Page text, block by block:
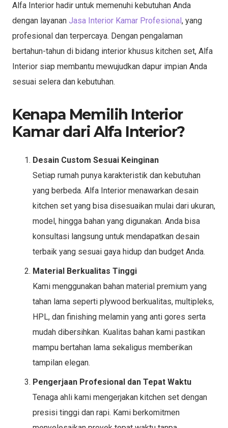
Alfa Interior hadir untuk memenuhi kebutuhan Anda
dengan layanan Jasa Interior Kamar Profesional, yang
profesional dan terpercaya. Dengan pengalaman
bertahun-tahun di bidang interior khusus kitchen set, Alfa
Interior siap membantu mewujudkan dapur impian Anda
sesuai selera dan kebutuhan.
Kenapa Memilih Interior
Kamar dari Alfa Interior?
Desain Custom Sesuai Keinginan
Setiap rumah punya karakteristik dan kebutuhan
yang berbeda. Alfa Interior menawarkan desain
kitchen set yang bisa disesuaikan mulai dari ukuran,
model, hingga bahan yang digunakan. Anda bisa
konsultasi langsung untuk mendapatkan desain
terbaik yang sesuai gaya hidup dan budget Anda.
Material Berkualitas Tinggi
Kami menggunakan bahan material premium yang
tahan lama seperti plywood berkualitas, multipleks,
HPL, dan finishing melamin yang anti gores serta
mudah dibersihkan. Kualitas bahan kami pastikan
mampu bertahan lama sekaligus memberikan
tampilan elegan.
Pengerjaan Profesional dan Tepat Waktu
Tenaga ahli kami mengerjakan kitchen set dengan
presisi tinggi dan rapi. Kami berkomitmen